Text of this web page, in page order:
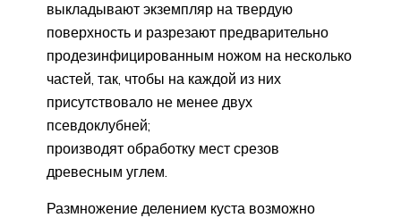
выкладывают экземпляр на твердую
поверхность и разрезают предварительно
продезинфицированным ножом на несколько
частей, так, чтобы на каждой из них
присутствовало не менее двух
псевдоклубней;
производят обработку мест срезов
древесным углем.
Размножение делением куста возможно